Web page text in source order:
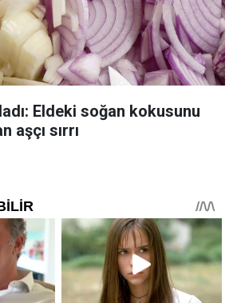
Eldeki soğan kokusunu
aşçı sırrı